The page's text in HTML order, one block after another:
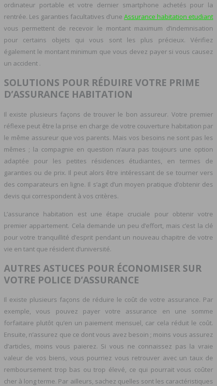
ordinateur portable et votre dernier smartphone achetés pour la
rentrée. Les garanties facultatives d’une Assurance habitation etudiant
vous permettent de recevoir le montant maximum d’indemnisation
pour certains objets qui vous sont les plus précieux. Vérifiez
également le montant minimum que vous devez payer si vous causez
un accident .
SOLUTIONS POUR RÉDUIRE VOTRE PRIME
D’ASSURANCE HABITATION
Il existe plusieurs façons de trouver le bon assureur. Votre premier
réflexe peut être la prise en charge de votre couverture habitation par
le même assureur que vos parents. Mais vos besoins ne sont pas les
mêmes ; la compagnie en question n’aura pas toujours une option
adaptée pour les petites résidences étudiantes, en termes de
garanties ou de prix. Il peut alors être intéressant de se tourner vers
des comparateurs en ligne. Il s’agit d’un moyen pratique d’obtenir des
devis qui correspondent à vos critères.
L’assurance habitation est une étape cruciale pour obtenir votre
premier appartement. Cela demande un peu d’effort, mais c’est la clé
pour votre tranquillité d’esprit pendant un nouveau chapitre de votre
vie en tant que résident d’université.
AUTRES ASTUCES POUR ÉCONOMISER SUR
VOTRE POLICE D’ASSURANCE
Il existe plusieurs façons de réduire le coût de votre assurance. Par
exemple, vous pouvez payer votre assurance en une somme
forfaitaire plutôt qu’en un paiement mensuel, car cela réduit le coût.
Ensuite, n’assurez que ce dont vous avez besoin ; moins vous assurez
d’articles, moins vous paierez. Si vous ne connaissez pas la vraie
valeur de vos biens, vous pourriez vous retrouver avec un taux de
remboursement trop bas ou trop élevé, ce qui pourrait vous coûter
cher à long terme. Par ailleurs, sachez quelles sont les caractéristiques